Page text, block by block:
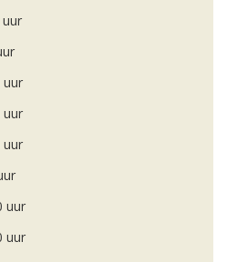
uur
uur
uur
uur
uur